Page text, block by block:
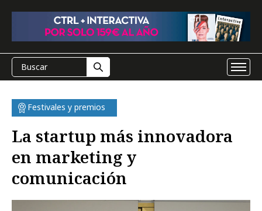
Festivales y premios
La startup más innovadora
en marketing y
comunicación